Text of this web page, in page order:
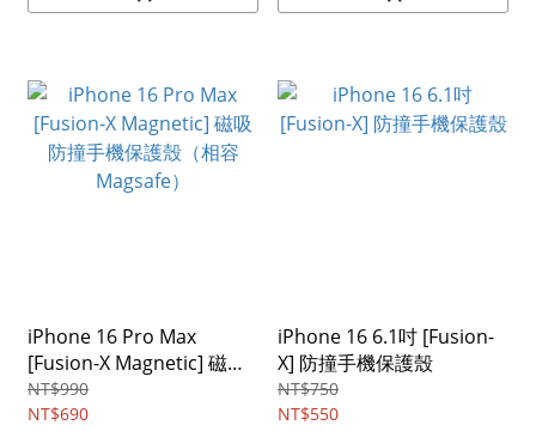
iPhone 16 Pro Max
[Fusion-X Magnetic] 磁吸
防撞手機保護殼（相容
Magsafe）
NT$990
NT$690
iPhone 16 6.1吋 [Fusion-
X] 防撞手機保護殼
NT$750
NT$550